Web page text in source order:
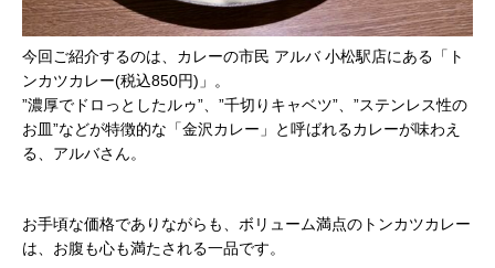
今回ご紹介するのは、カレーの市民 アルバ 小松駅店にある「ト
ンカツカレー(税込850円)」。
”濃厚でドロっとしたルゥ”、”千切りキャベツ”、”ステンレス性の
お皿”などが特徴的な「金沢カレー」と呼ばれるカレーが味わえ
る、アルバさん。
お手頃な価格でありながらも、ボリューム満点のトンカツカレー
は、お腹も心も満たされる一品です。